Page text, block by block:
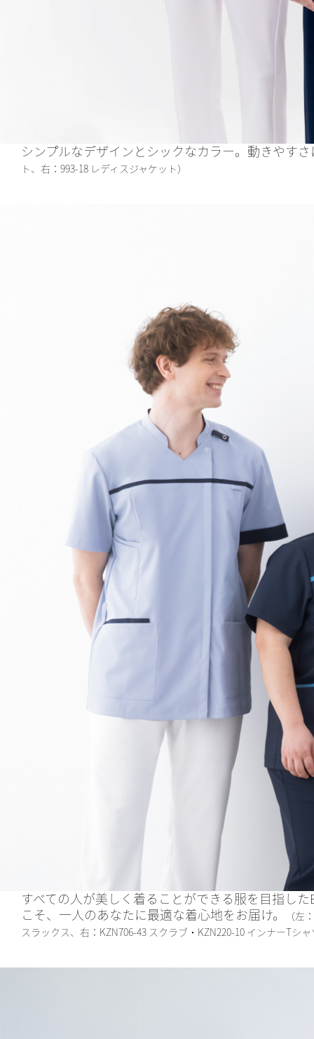
シンプルなデザインとシックなカラー。動きやす
ト、右：993-18 レディスジャケット）
すべての人が美しく着ることができる服を目指し
こそ、一人のあなたに最適な着心地をお届け。
（左
スラックス、右：KZN706-43 スクラブ・KZN220-10 インナーTシ